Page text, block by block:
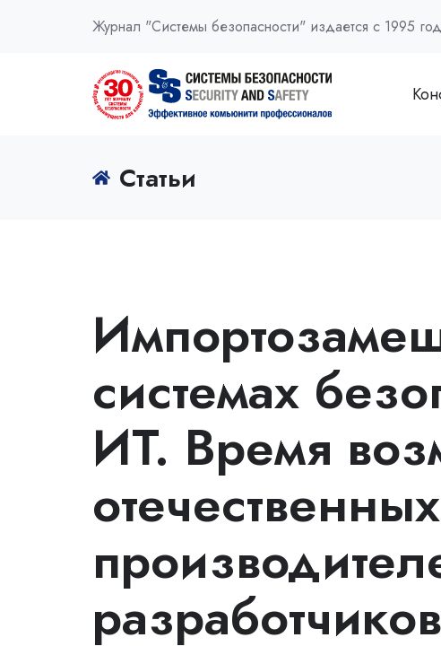
Журнал "Системы безопасности" издается с 1995
Статьи
системах
ИТ. Время
отечественных
разработчиков